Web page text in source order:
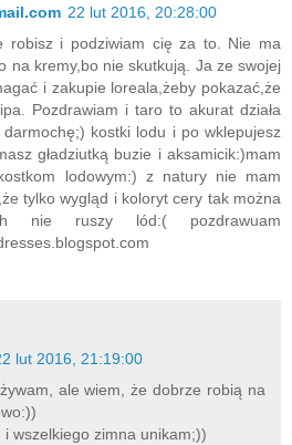
22 lut 2016, 20:28:00
robisz i podziwiam cię za to. Nie ma
na kremy,bo nie skutkują. Ja ze swojej
i zakupie loreala,żeby pokazać,że
Pozdrawiam i taro to akurat działa
kostki lodu i po wklepujesz
gładziutką buzie i aksamicik:)mam
lodowym:) z natury nie mam
tylko wygląd i koloryt cery tak można
nie ruszy lód:( pozdrawuam
lut 2016, 21:19:00
ale wiem, że dobrze robią na
wszelkiego zimna unikam;))